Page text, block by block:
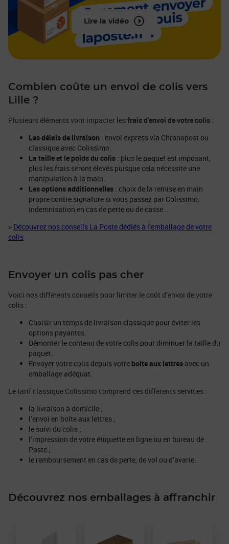
Lire la vidéo
Combien coûte un envoi de colis vers
Lille ?
Plusieurs éléments vont impacter lesfrais d’envoi de votre colis :
Les délais de livraison : envoi express via Chronopost ou
classique avec Colissimo.
La taille et le poids du colis : plus le paquet est imposant,
plus les frais seront élevés puisque cela nécessite une
manipulation à la main.
Les options additionnelles : choix de la remise en main
propre contre signature si vous passez par Colissimo,
indemnisation en cas de perte ou de casse…
> Découvrez nos conseils La Poste dédiés à l’emballage de votre
colis
Envoyer un colis pas cher
Voici nos différents conseils pour limiter le coût d’envoi de votre
colis :
Choisir un temps de livraison classique pour éviter les
options payantes.
Démonter le contenu de votre colis pour diminuer la taille du
paquet.
Envoyer votre colis depuis votre boîte aux lettres avec un
emballage adéquat.
Le tarif classique Colissimo comprend ces différents services :
la livraison à domicile ;
l’envoi en boîte aux lettres ;
le suivi du colis ;
l’impression de votre étiquette en ligne ou en bureau de
Poste ;
le remboursement en cas de perte, de vol ou d’avarie.
Découvrez nos emballages à affranchir